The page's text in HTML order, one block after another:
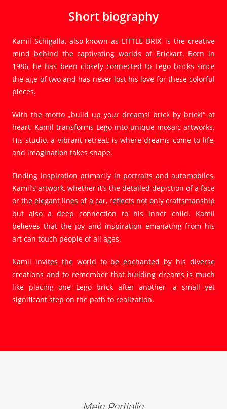
Short biography
Kamil Schigalla, also known as LITTLE BRIX, is the creative
mind behind the captivating worlds of Brickart. Born in
1986, he has been closely connected to Lego bricks since
the age of two and has never lost his love for these colorful
pieces.
With the motto „build up your dreams! brick by brick!“ at
heart, Kamil transforms Lego into unique mosaic artworks.
His studio, a vibrant retreat, is where dreams come to life,
and imagination takes shape.
Finding inspiration primarily in portraits and automobiles,
Kamil’s artwork, whether it’s the detailed depiction of a face
or the elegant lines of a car, reflects not only craftsmanship
but also a deep connection to his inner child. Kamil
believes that the joy and inspiration emanating from his
art can touch people of all ages.
Kamil invites the world to be enchanted by his diverse
creations and to remember that building dreams is much
like placing one Lego brick after another—a small yet
significant step on the path to realization.